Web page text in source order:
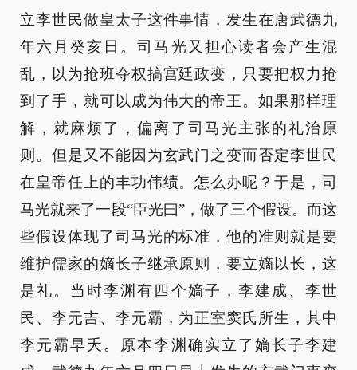
立李世民做皇太子这件事情，发生在唐武德九
年六月癸亥日。司马光又担心读者会产生混
乱，以为抢班夺权搞宫廷政变，只要把权力抢
到了手，就可以成为伟大的帝王。如果那样理
解，就麻烦了，偏离了司马光主张的礼治原
则。但是又不能因为玄武门之变而否定李世民
在皇帝任上的丰功伟绩。怎么办呢？于是，司
马光就来了一段“臣光曰”，做了三个假设。而这
些假设体现了司马光的标准，他的准则就是要
维护儒家的嫡长子继承原则，要立嫡以长，这
是礼。当时李渊有四个嫡子，李建成、李世
民、李元吉、李元霸，为正室窦氏所生，其中
李元霸早夭。原本李渊确实立了嫡长子李建